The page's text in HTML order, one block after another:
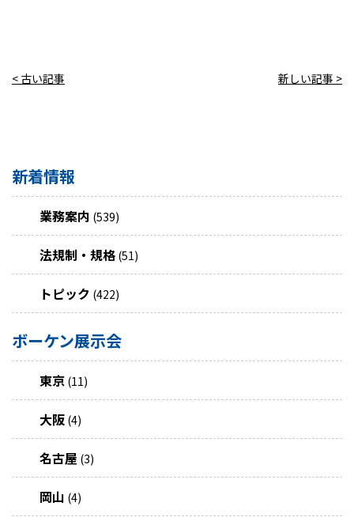
新着情報
業務案内 (539)
法規制・規格 (51)
トピック (422)
ボーケン展示会
東京 (11)
大阪 (4)
名古屋 (3)
岡山 (4)
< 古い記事 新しい記事 >